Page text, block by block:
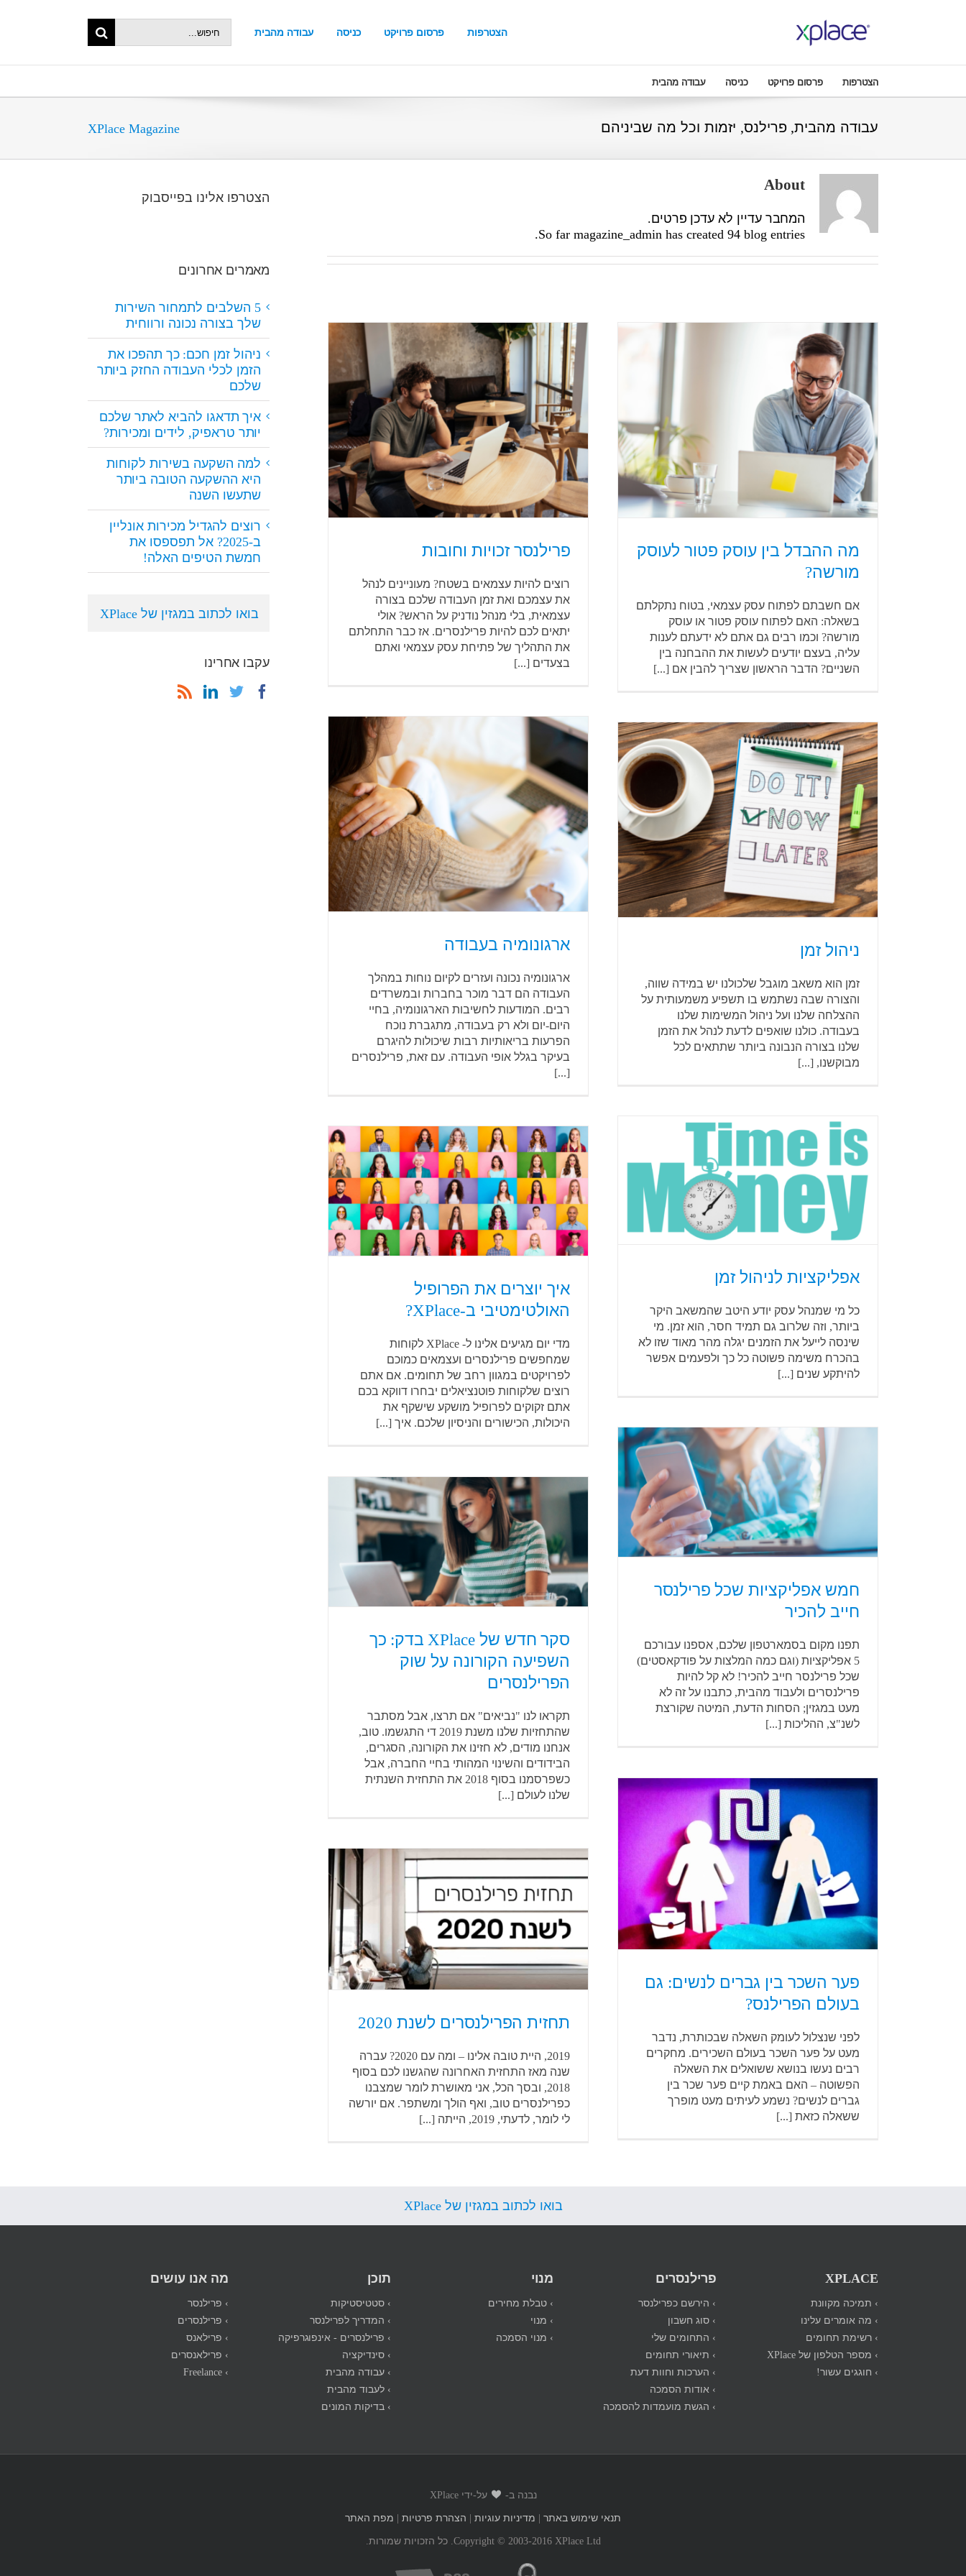
עבודה מהבית כניסה פרסום פרויקט הצטרפות Search
הצטרפות פרסום פרויקט כניסה עבודה מהבית
XPlace Magazine עבודה מהבית, פרילנס, יזמות וכל מה שביניהם
About
המחבר עדיין לא עדכן פרטים.
So far magazine_admin has created 94 blog entries.
מה ההבדל בין עוסק פטור לעוסק
מורשה?
אם חשבתם לפתוח עסק עצמאי, בטוח נתקלתם
בשאלה: האם לפתוח עוסק פטור או עוסק
מורשה? וכמו רבים גם אתם לא ידעתם לענות
עליה, בעצם יודעים לעשות את ההבחנה בין
השניים? הדבר הראשון שצריך להבין אם [...]
פרילנסר זכויות וחובות
רוצים להיות עצמאים בשטח? מעוניינים לנהל
את עצמכם ואת זמן העבודה שלכם בצורה
עצמאית, בלי מנהל נודניק על הראש? אולי
יתאים לכם להיות פרילנסרים. אז כבר התחלתם
את התהליך של פתיחת עסק עצמאי ואתם
בצעדים [...]
ארגונומיה בעבודה
ארגונומיה נכונה ועזרים לקיום נוחות במהלך
העבודה הם דבר מוכר בחברות ובמשרדים
רבים. המודעות לחשיבות הארגונומיה, בחיי
היום-יום ולא רק בעבודה, מתגברת נוכח
הפרעות בריאותיות רבות שיכולות להיגרם
בעיקר בגלל אופי העבודה. עם זאת, פרילנסרים
[...]
ניהול זמן
זמן הוא משאב מוגבל שלכולנו יש במידה שווה,
והצורה שבה נשתמש בו תשפיע משמעותית על
ההצלחה שלנו ועל ניהול המשימות שלנו
בעבודה. כולנו שואפים לדעת לנהל את הזמן
שלנו בצורה הנבונה ביותר שתתאים לכל
מבוקשנו, [...]
אפליקציות לניהול זמן
כל מי שמנהל עסק יודע היטב שהמשאב היקר
ביותר, וזה שלרוב גם תמיד חסר, הוא זמן. מי
שינסה לייעל את הזמנים יגלה מהר מאוד שזו לא
בהכרח משימה פשוטה כל כך ולפעמים אפשר
להיתקע שנים [...]
איך יוצרים את הפרופיל
האולטימטיבי ב-XPlace?
מדי יום מגיעים אלינו ל- XPlace לקוחות
שמחפשים פרילנסרים ועצמאים כמוכם
לפרויקטים במגוון רחב של תחומים. אם אתם
רוצים שלקוחות פוטנציאלים יבחרו דווקא בכם
אתם זקוקים לפרופיל מושקע שישקף את
היכולות, הכישורים והניסיון שלכם. איך [...]
חמש אפליקציות שכל פרילנסר
חייב להכיר
תפנו מקום בסמארטפון שלכם, אספנו עבורכם
5 אפליקציות (וגם כמה המלצות על פודקאסטים)
שכל פרילנסר חייב להכיר! לא קל להיות
פרילנסרים ולעבוד מהבית, כתבנו על זה לא
מעט במגזין; הסחות הדעת, המיטה שקורצת
לשנ"צ, ההליכות [...]
סקר חדש של XPlace בדק: כך
השפיעה הקורונה על שוק
הפרילנסרים
תקראו לנו "נביאים" אם תרצו, אבל מסתבר
שהתחזיות שלנו משנת 2019 די התגשמו. טוב,
אנחנו מודים, לא חזינו את הקורונה, הסגרים,
הבידודים והשינוי המהותי בחיי החברה, אבל
כשפרסמנו בסוף 2018 את התחזית השנתית
שלנו לעולם [...]
פער השכר בין גברים לנשים: גם
בעולם הפרילנס?
לפני שנצלול לעומק השאלה שבכותרת, נדבר
מעט על פער השכר בעולם השכירים. מחקרים
רבים נעשו בנושא ששואלים את השאלה
הפשוטה – האם באמת קיים פער שכר בין
גברים לנשים? נשמע לעיתים מעט מופרך
ששאלה כזאת [...]
תחזית הפרילנסרים לשנת 2020
2019, היית טובה אלינו – ומה עם 2020? עברה
שנה מאז התחזית האחרונה שהגשנו לכם בסוף
2018, ובסך הכל, אני מאושרת לומר שמצבנו
כפרילנסרים טוב, ואף הולך ומשתפר. אם יורשה
לי לומר, לדעתי, 2019, הייתה [...]
הצטרפו אלינו בפייסבוק
מאמרים אחרונים
5 השלבים לתמחור השירות
שלך בצורה נכונה ורווחית
ניהול זמן חכם: כך תהפכו את
הזמן לכלי העבודה החזק ביותר
שלכם
איך תדאגו להביא לאתר שלכם
יותר טראפיק, לידים ומכירות?
למה השקעה בשירות לקוחות
היא ההשקעה הטובה ביותר
שתעשו השנה
רוצים להגדיל מכירות אונליין
ב-2025? אל תפספסו את
חמשת הטיפים האלה!
בואו לכתוב במגזין של XPlace
עקבו אחרינו
בואו לכתוב במגזין של XPlace
XPLACE
› תמיכה מקוונת
› מה אומרים עלינו
› רשימת תחומים
› מספר הטלפון של XPlace
› חוגגים עשור!
פרילנסרים
› הירשם כפרילנסר
› סוג חשבון
› התחומים שלי
› תיאורי תחומים
› הערכות וחוות דעת
› אודות הסמכה
› הגשת מועמדות להסמכה
מנוי
› טבלת מחירים
› מנוי
› מנוי הסמכה
תוכן
› סטטיסטיקות
› המדריך לפרילנסר
› פרילנסרים - אינפוגרפיקה
› סינדיקציה
› עבודה מהבית
› לעבוד מהבית
› בדיקות המונים
מה אנו עושים
› פרילנסר
› פרילנסרים
› פרילאנס
› פרילאנסרים
› Freelance
נבנה ב-
על-ידי XPlace
תנאי שימוש באתר | מדיניות עוגיות | הצהרת פרטיות | מפת האתר
Copyright © 2003-2016 XPlace Ltd. כל הזכויות שמורות.